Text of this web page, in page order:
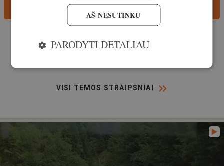
Komentuok
VISI TEMOS STRAIPSNIAI
AŠ NESUTINKU
PARODYTI DETALIAU